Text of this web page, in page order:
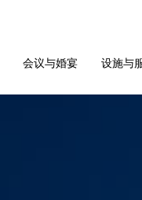
会议与婚宴 设施与